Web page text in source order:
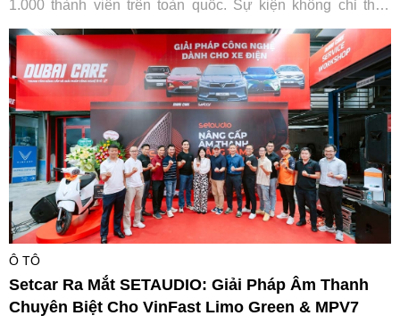
1.000 thành viên trên toàn quốc. Sự kiện không chỉ thỏa
Việt Nam trong hành trình gắn kết và lan tỏa giá trị tích cực
cho cộng đồng.
Ô TÔ
Setcar Ra Mắt SETAUDIO: Giải Pháp Âm Thanh
Chuyên Biệt Cho VinFast Limo Green & MPV7